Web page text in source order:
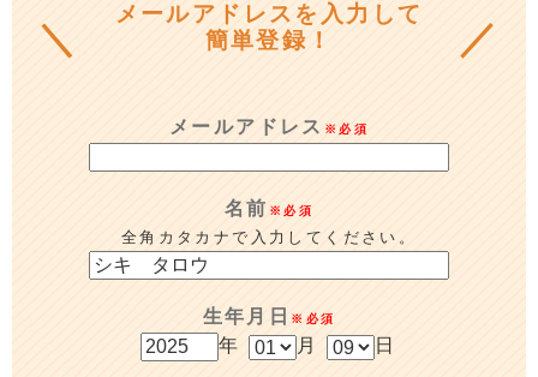
メールアドレスを入力して
簡単登録！
メールアドレス ※必須
名前 ※必須
全角カタカナで入力してください。
生年月日 ※必須
年 月 日